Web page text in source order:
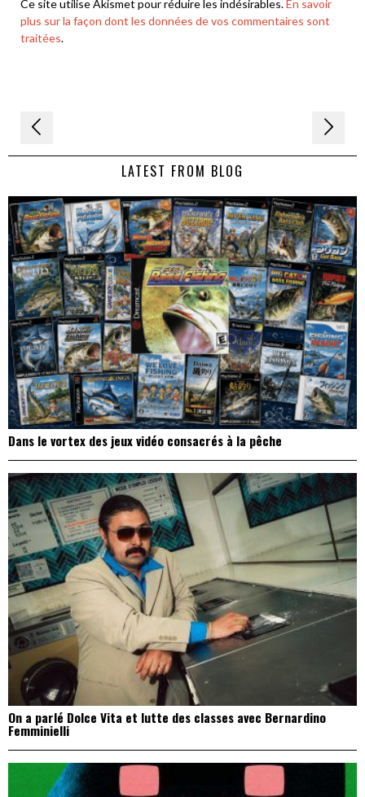
Ce site utilise Akismet pour réduire les indésirables. En savoir
plus sur la façon dont les données de vos commentaires sont
traitées.
Navigation
de LATEST FROM BLOG
Dans le vortex des jeux vidéo consacrés à la pêche
On a parlé Dolce Vita et lutte des classes avec Bernardino
Femminielli